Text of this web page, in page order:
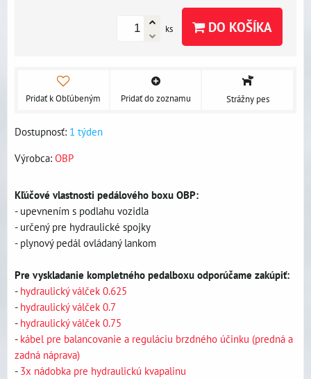
ks DO KOŠÍKA
Pridať k Obľúbeným Pridať do zoznamu Strážny pes
Dostupnosť: 1 týden
Výrobca: OBP
Kľúčové vlastnosti pedálového boxu OBP:
- upevnením s podlahu vozidla
- určený pre hydraulické spojky
- plynový pedál ovládaný lankom
Pre vyskladanie kompletného pedalboxu odporúčame zakúpiť:
- hydraulický válček 0.625
- hydraulický válček 0.7
- hydraulický válček 0.75
- kábel pre balancovanie a reguláciu brzdného účinku (predná a
zadná náprava)
- 3x nádobka pre hydraulickú kvapalinu